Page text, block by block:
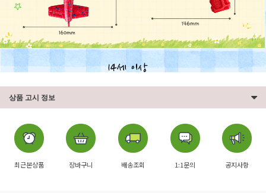
상품 고시 정보
최근본상품 장바구니 배송조회 1:1문의 공지사항